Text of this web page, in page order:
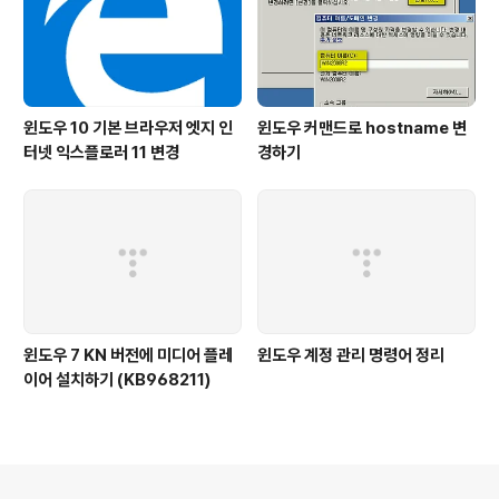
윈도우 10 기본 브라우저 엣지 인
터넷 익스플로러 11 변경
윈도우 커맨드로 hostname 변
경하기
윈도우 7 KN 버전에 미디어 플레
이어 설치하기 (KB968211)
윈도우 계정 관리 명령어 정리